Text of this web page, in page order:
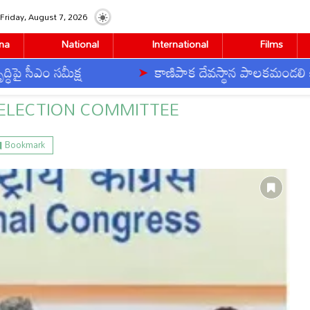
Friday, August 7, 2026
National International Films
సమీక్ష కాణిపాక దేవస్థాన పాలకమండలి కీలక
Committee"
COMMITTEE
Bookmark